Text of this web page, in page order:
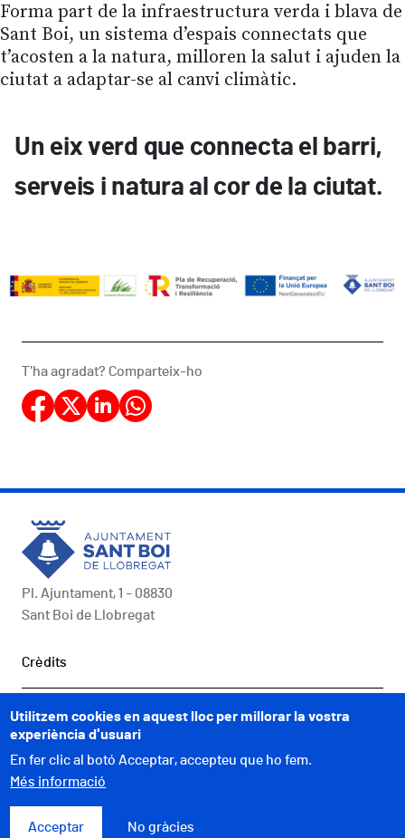
Forma part de la infraestructura verda i blava de
Sant Boi, un sistema d’espais connectats que
t’acosten a la natura, milloren la salut i ajuden la
ciutat a adaptar-se al canvi climàtic.
Un eix verd que connecta el barri,
serveis i natura al cor de la ciutat.
T'ha agradat? Comparteix-ho
Pl. Ajuntament, 1 - 08830
Sant Boi de Llobregat
Peu
Crèdits
COMUNICACIÓ
A UN CLIC
Utilitzem cookies en aquest lloc per millorar la vostra
experiència d'usuari
En fer clic al botó Acceptar, accepteu que ho fem.
Més informació
Acceptar No gràcies